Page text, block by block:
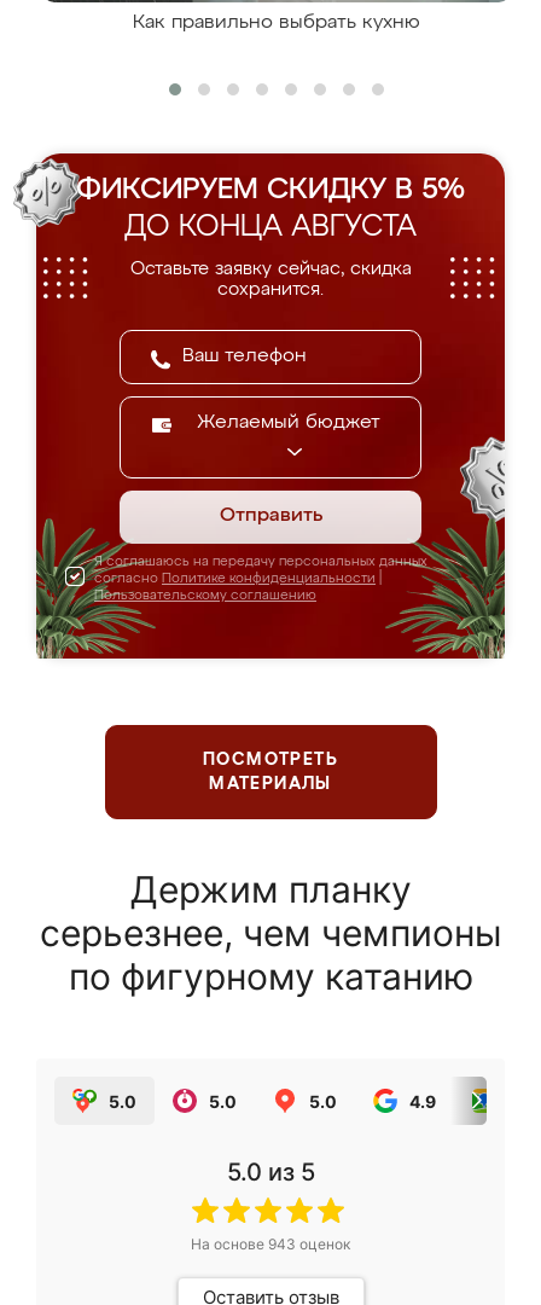
Как правильно выбрать кухню
ФИКСИРУЕМ СКИДКУ В 5%
ДО КОНЦА АВГУСТА
Оставьте заявку сейчас, скидка
сохранится.
Желаемый бюджет
Отправить
Я соглашаюсь на передачу персональных данных
согласно Политике конфиденциальности
Пользовательскому соглашению
ПОСМОТРЕТЬ
МАТЕРИАЛЫ
Держим планку
серьезнее, чем чемпионы
по фигурному катанию
5.0 5.0 5.0 4.9
5.0 из 5
На основе 943 оценок
Оставить отзыв